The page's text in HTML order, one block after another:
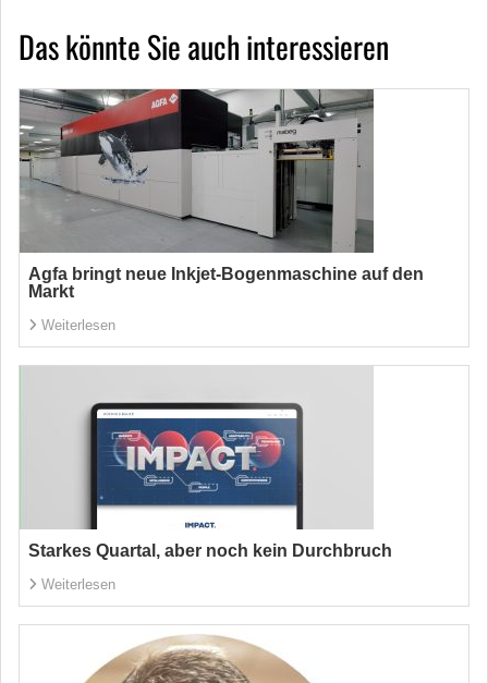
Das könnte Sie auch interessieren
Agfa bringt neue Inkjet-Bogenmaschine auf den
Markt
Weiterlesen
Starkes Quartal, aber noch kein Durchbruch
Weiterlesen